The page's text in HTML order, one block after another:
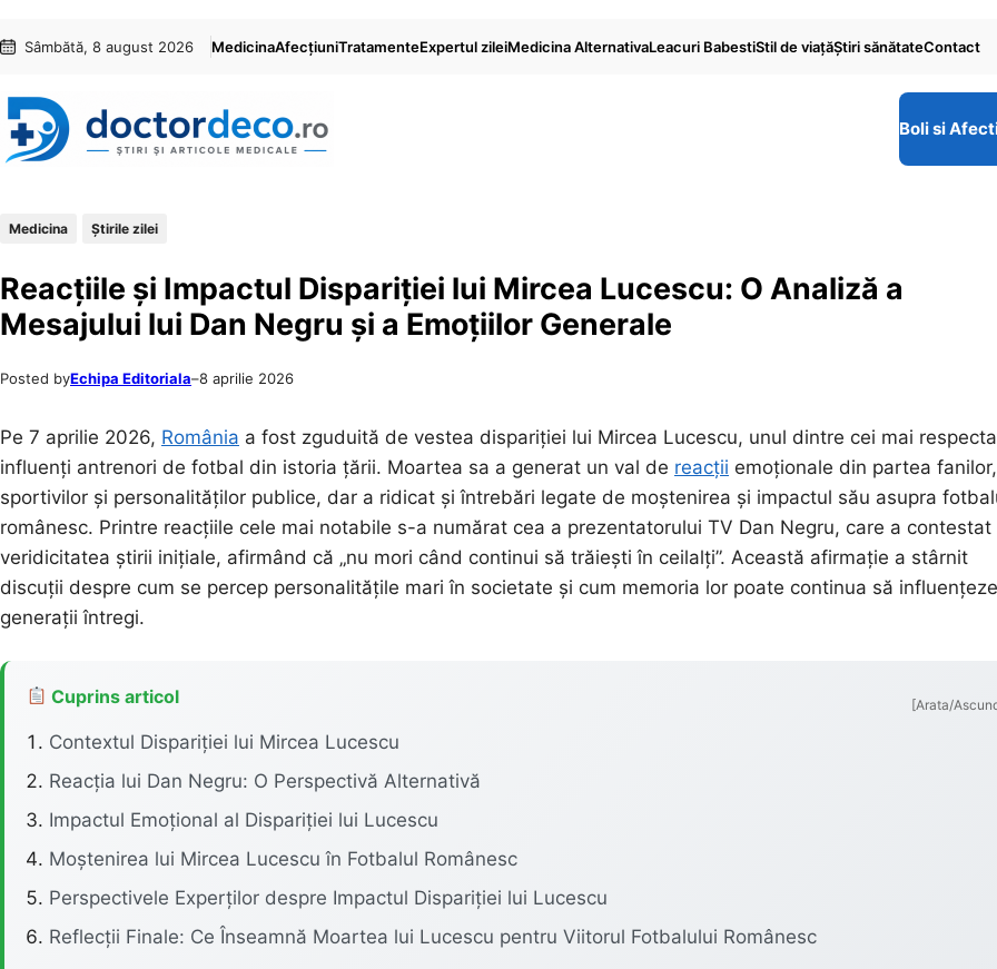
conținut
content
Sâmbătă, 8 august 2026 MedicinaAfecțiuniTratamenteExpertul zileiMedicina AlternativaLeacuri BabestiStil de viaţăŞtiri sănătateContact
Boli si
Medicina Știrile zilei
Reacțiile și Impactul Dispariției lui Mircea Lucescu: O Analiză a
Mesajului lui Dan Negru și a Emoțiilor Generale
Posted byEchipa Editoriala–8 aprilie 2026
Pe 7 aprilie 2026, România a fost zguduită de vestea dispariției lui Mircea Lucescu, unul dintre cei mai
influenți antrenori de fotbal din istoria țării. Moartea sa a generat un val de reacții emoționale din partea fanilor,
sportivilor și personalităților publice, dar a ridicat și întrebări legate de moștenirea și impactul său asupra
românesc. Printre reacțiile cele mai notabile s-a numărat cea a prezentatorului TV Dan Negru, care a contestat
veridicitatea știrii inițiale, afirmând că „nu mori când continui să trăiești în ceilalți”. Această afirmație a stârnit
discuții despre cum se percep personalitățile mari în societate și cum memoria lor poate continua să influențeze
generații întregi.
Cuprins articol [Arata/
Contextul Dispariției lui Mircea Lucescu
Reacția lui Dan Negru: O Perspectivă Alternativă
Impactul Emoțional al Dispariției lui Lucescu
Moștenirea lui Mircea Lucescu în Fotbalul Românesc
Perspectivele Experților despre Impactul Dispariției lui Lucescu
Reflecții Finale: Ce Înseamnă Moartea lui Lucescu pentru Viitorul Fotbalului Românesc